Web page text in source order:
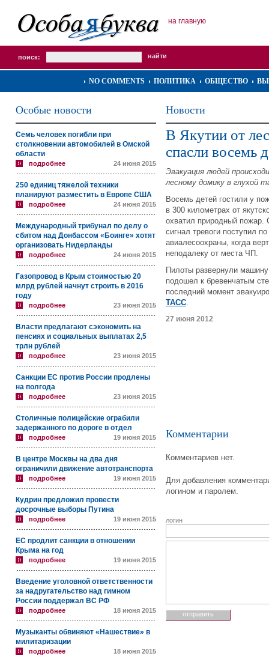
на главную
поиск:
NO COMMENTS ПОЛИТИКА ОБЩЕСТВО
Особые новости
Семь человек погибли при
столкновении автомобилей в Омской
области
подробнее 24 июня 2015
250 единиц тяжелой техники
планируют разместить в Европе США
подробнее 24 июня 2015
Международный трибунал по делу о
сбитом над Донбассом «Боинге» хотят
организовать Нидерланды
подробнее 24 июня 2015
Газопровод в Крым стоимостью 20
млрд рублей начнут строить в 2016
году
подробнее 23 июня 2015
Власти предлагают сэкономить на
пенсиях и социальных выплатах 2,5
трлн рублей
подробнее 23 июня 2015
Санкции ЕС против России продлены
на полгода
подробнее 23 июня 2015
Столичные полицейские ограбили
задержанного по дороге в отдел
подробнее 19 июня 2015
В центре Москвы на два дня
ограничили движение автотранспорта
подробнее 19 июня 2015
Кудрин предложил провести
досрочные выборы Путина
подробнее 19 июня 2015
ЕС продлит санкции в отношении
Крыма на год
подробнее 19 июня 2015
Введение уголовной ответственности
за надругательство над гимном
России поддержал ВС РФ
подробнее 18 июня 2015
Музыканты обвиняют «Нашествие» в
милитаризации
подробнее 18 июня 2015
Новости
В Якутии от
спасли восемь
Эвакуация людей
лесному домику в глухой
Восемь детей гостили у
в 300 километрах от
охватил природный
сигнал тревоги поступил
авиалесоохраны, когда
неподалеку от места ЧП.
Пилоты развернули
подошел к бревенчатым
последний момент
ТАСС.
27 июня 2012
Комментарии
Комментариев нет.
Для добавления
логином и паролем.
логин